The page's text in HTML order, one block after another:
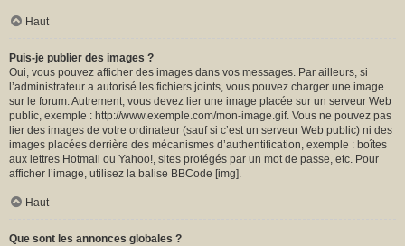
Haut
Puis-je publier des images ?
Oui, vous pouvez afficher des images dans vos messages. Par ailleurs, si
l’administrateur a autorisé les fichiers joints, vous pouvez charger une image
sur le forum. Autrement, vous devez lier une image placée sur un serveur Web
public, exemple : http://www.exemple.com/mon-image.gif. Vous ne pouvez pas
lier des images de votre ordinateur (sauf si c’est un serveur Web public) ni des
images placées derrière des mécanismes d’authentification, exemple : boîtes
aux lettres Hotmail ou Yahoo!, sites protégés par un mot de passe, etc. Pour
afficher l’image, utilisez la balise BBCode [img].
Haut
Que sont les annonces globales ?